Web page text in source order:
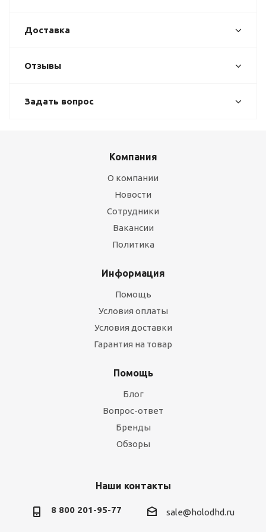
Доставка
Отзывы
Задать вопрос
Компания
О компании
Новости
Сотрудники
Вакансии
Политика
Информация
Помощь
Условия оплаты
Условия доставки
Гарантия на товар
Помощь
Блог
Вопрос-ответ
Бренды
Обзоры
Наши контакты
8 800 201-95-77 sale@holodhd.ru